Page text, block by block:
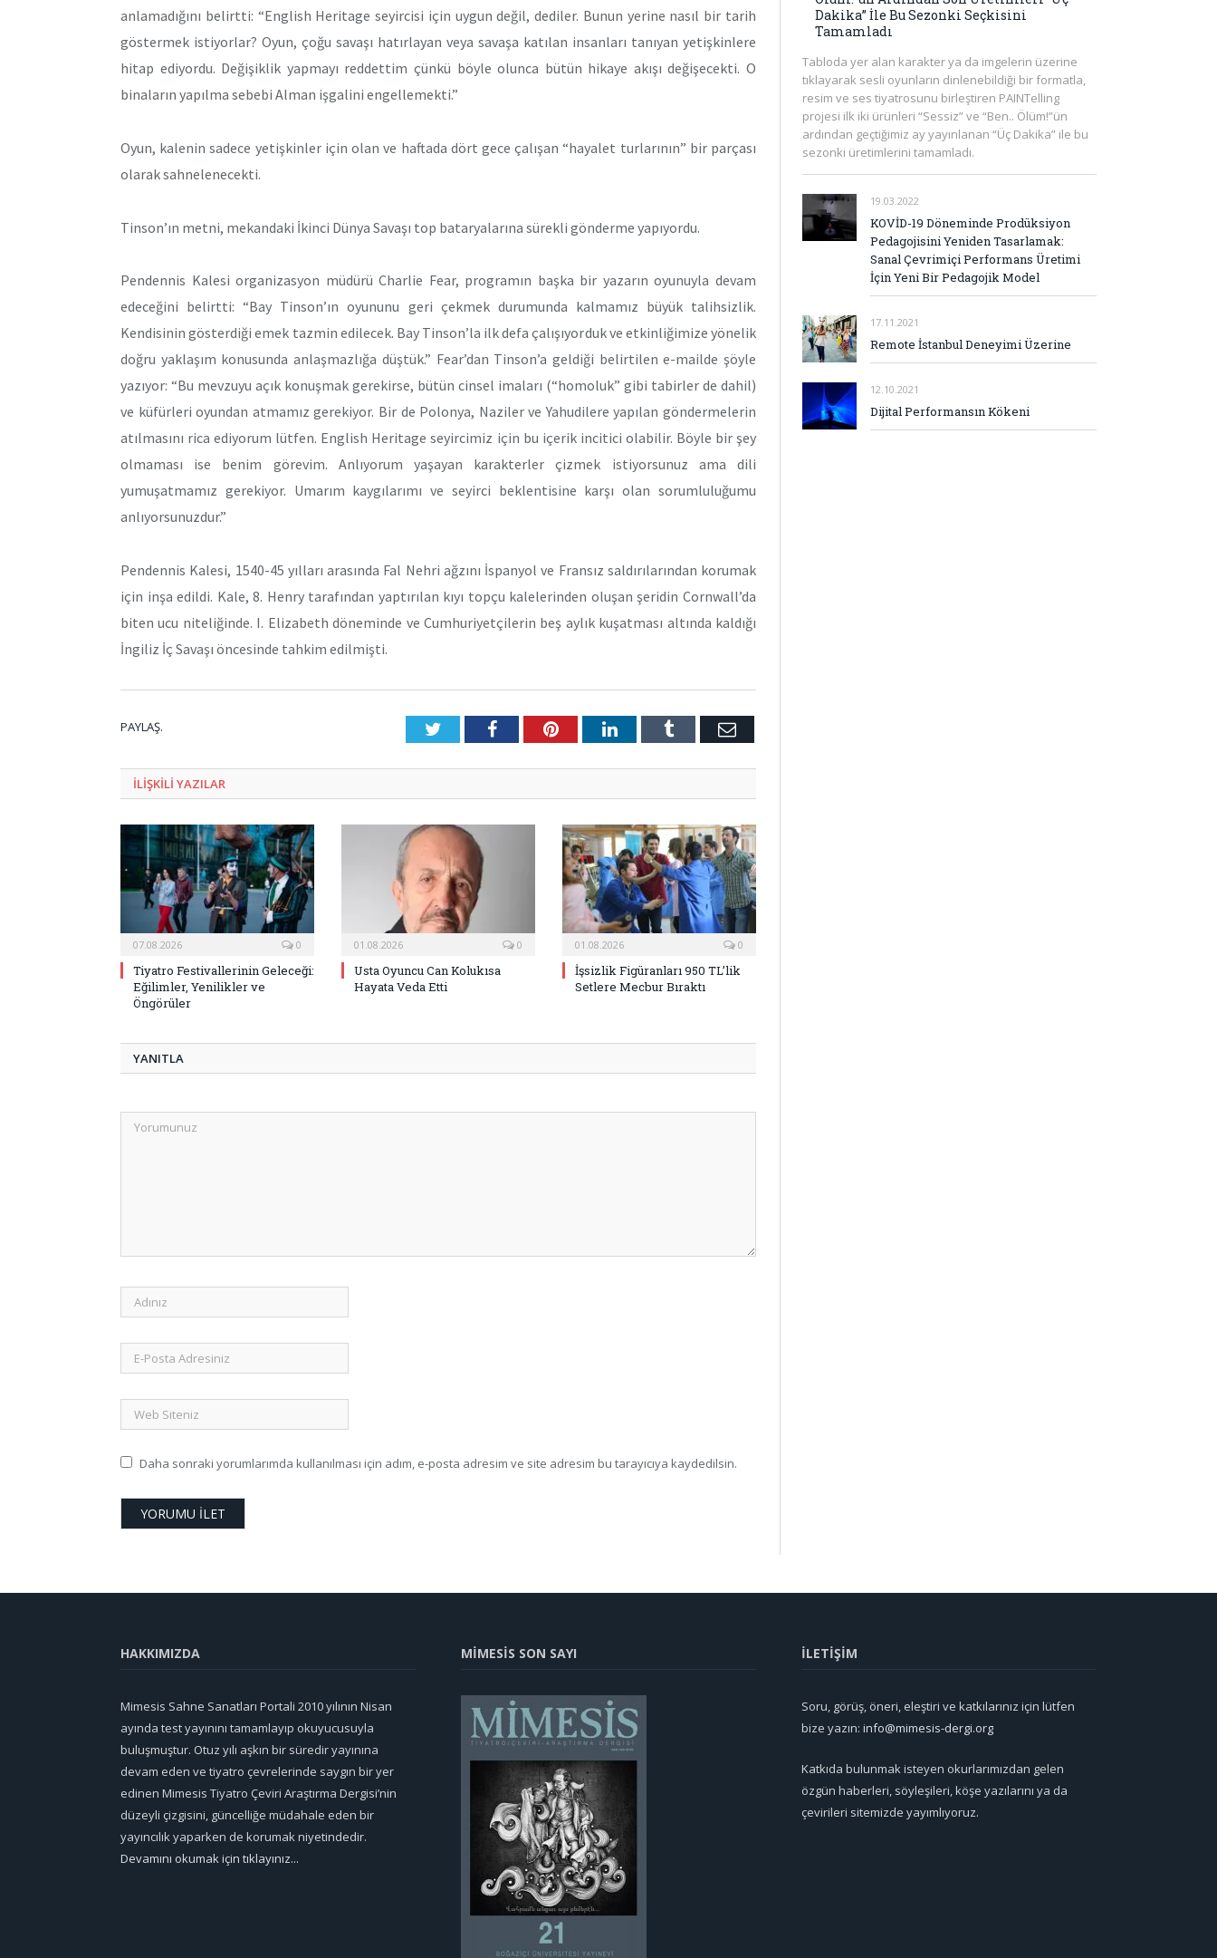
anlamadığını belirtti: “English Heritage seyircisi için uygun değil, dediler. Bunun yerine nasıl bir tarih
göstermek istiyorlar? Oyun, çoğu savaşı hatırlayan veya savaşa katılan insanları tanıyan yetişkinlere
hitap ediyordu. Değişiklik yapmayı reddettim çünkü böyle olunca bütün hikaye akışı değişecekti. O
binaların yapılma sebebi Alman işgalini engellemekti.”
Oyun, kalenin sadece yetişkinler için olan ve haftada dört gece çalışan “hayalet turlarının” bir parçası
olarak sahnelenecekti.
Tinson’ın metni, mekandaki İkinci Dünya Savaşı top bataryalarına sürekli gönderme yapıyordu.
Pendennis Kalesi organizasyon müdürü Charlie Fear, programın başka bir yazarın oyunuyla devam
edeceğini belirtti: “Bay Tinson’ın oyununu geri çekmek durumunda kalmamız büyük talihsizlik.
Kendisinin gösterdiği emek tazmin edilecek. Bay Tinson’la ilk defa çalışıyorduk ve etkinliğimize yönelik
doğru yaklaşım konusunda anlaşmazlığa düştük.” Fear’dan Tinson’a geldiği belirtilen e-mailde şöyle
yazıyor: “Bu mevzuyu açık konuşmak gerekirse, bütün cinsel imaları (“homoluk” gibi tabirler de dahil)
ve küfürleri oyundan atmamız gerekiyor. Bir de Polonya, Naziler ve Yahudilere yapılan göndermelerin
atılmasını rica ediyorum lütfen. English Heritage seyircimiz için bu içerik incitici olabilir. Böyle bir şey
olmaması ise benim görevim. Anlıyorum yaşayan karakterler çizmek istiyorsunuz ama dili
yumuşatmamız gerekiyor. Umarım kaygılarımı ve seyirci beklentisine karşı olan sorumluluğumu
anlıyorsunuzdur.”
Pendennis Kalesi, 1540-45 yılları arasında Fal Nehri ağzını İspanyol ve Fransız saldırılarından korumak
için inşa edildi. Kale, 8. Henry tarafından yaptırılan kıyı topçu kalelerinden oluşan şeridin Cornwall’da
biten ucu niteliğinde. I. Elizabeth döneminde ve Cumhuriyetçilerin beş aylık kuşatması altında kaldığı
İngiliz İç Savaşı öncesinde tahkim edilmişti.
PAYLAŞ. TwitterFacebookPinterestLinkedInTumblr E-
ILIŞKILI YAZILAR
07.08.2026 0
Tiyatro Festivallerinin Geleceği:
Eğilimler, Yenilikler ve
Öngörüler
01.08.2026 0
Usta Oyuncu Can Kolukısa
Hayata Veda Etti
01.08.2026 0
İşsizlik Figüranları 950 TL’lik
Setlere Mecbur Bıraktı
YANITLA
Daha sonraki yorumlarımda kullanılması için adım, e-posta adresim ve site adresim bu tarayıcıya kaydedilsin.
Dakika” İle Bu Sezonki Seçkisini
Tamamladı
Tabloda yer alan karakter ya da imgelerin üzerine
tıklayarak sesli oyunların dinlenebildiği bir formatla,
resim ve ses tiyatrosunu birleştiren PAINTelling
projesi ilk iki ürünleri “Sessiz” ve “Ben.. Ölüm!”ün
ardından geçtiğimiz ay yayınlanan “Üç Dakika” ile bu
sezonki üretimlerini tamamladı.
19.03.2022
KOVİD-19 Döneminde Prodüksiyon
Pedagojisini Yeniden Tasarlamak:
Sanal Çevrimiçi Performans Üretimi
İçin Yeni Bir Pedagojik Model
17.11.2021
Remote İstanbul Deneyimi Üzerine
12.10.2021
Dijital Performansın Kökeni
HAKKIMIZDA
Mimesis Sahne Sanatları Portali 2010 yılının Nisan
ayında test yayınını tamamlayıp okuyucusuyla
buluşmuştur. Otuz yılı aşkın bir süredir yayınına
devam eden ve tiyatro çevrelerinde saygın bir yer
edinen Mimesis Tiyatro Çeviri Araştırma Dergisi’nin
düzeyli çizgisini, güncelliğe müdahale eden bir
yayıncılık yaparken de korumak niyetindedir.
Devamını okumak için tıklayınız...
MİMESİS SON SAYI İLETİŞİM
Soru, görüş, öneri, eleştiri ve katkılarınız için lütfen
bize yazın: info@mimesis-dergi.org
Katkıda bulunmak isteyen okurlarımızdan gelen
özgün haberleri, söyleşileri, köşe yazılarını ya da
çevirileri sitemizde yayımlıyoruz.